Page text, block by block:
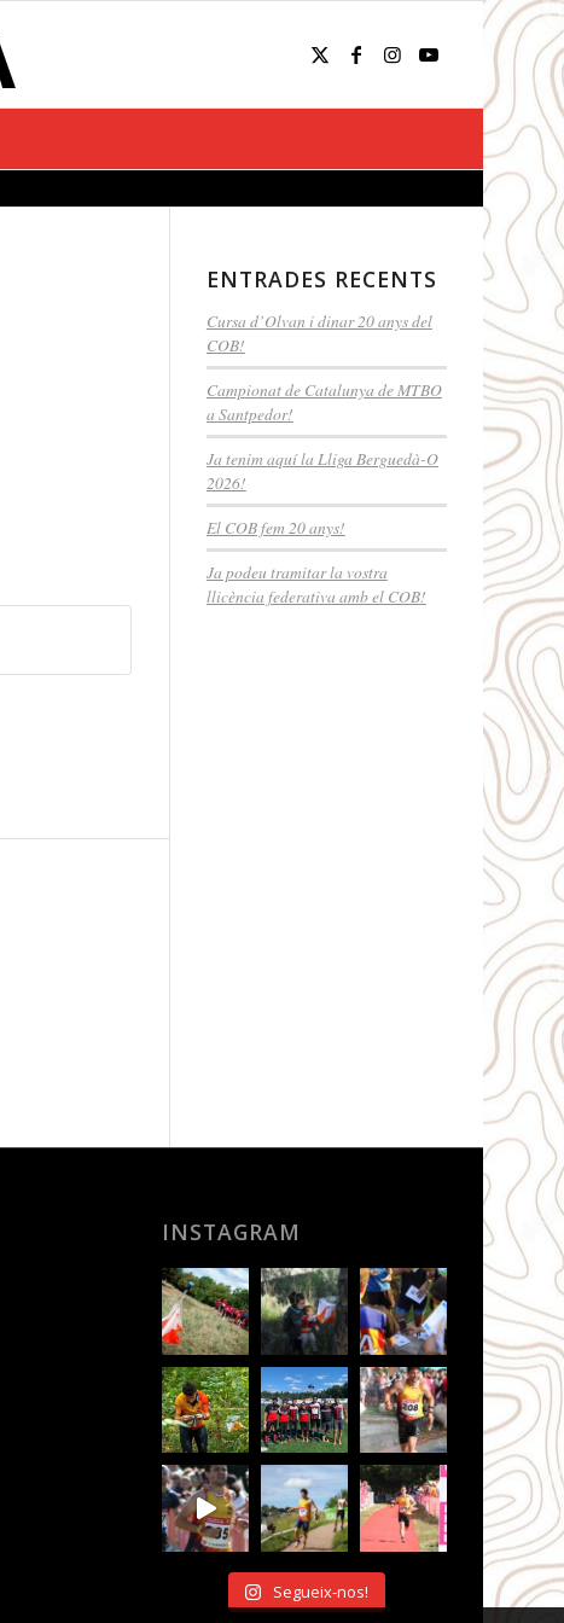
ENTRADES RECENTS
Cursa d’Olvan i dinar 20 anys del
COB!
Campionat de Catalunya de MTBO
a Santpedor!
Ja tenim aquí la Lliga Berguedà-O
2026!
El COB fem 20 anys!
Ja podeu tramitar la vostra
llicència federativa amb el COB!
INSTAGRAM
Segueix-nos!